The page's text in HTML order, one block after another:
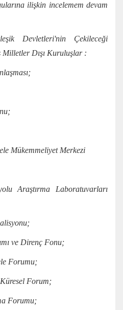
ilişkin incelemem devam
Devletleri'nin Çekileceği
Dışı Kuruluşlar :
Mükemmeliyet Merkezi
Araştırma Laboratuvarları
ve Direnç Fonu;
Forumu;
Forum;
Forumu;